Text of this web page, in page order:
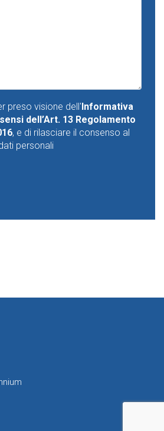
preso visione dell'Informativa
dell’Art. 13 Regolamento
, e di rilasciare il consenso al
personali